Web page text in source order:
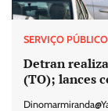
SERVIÇO PÚBLICO
Detran
(TO); lances